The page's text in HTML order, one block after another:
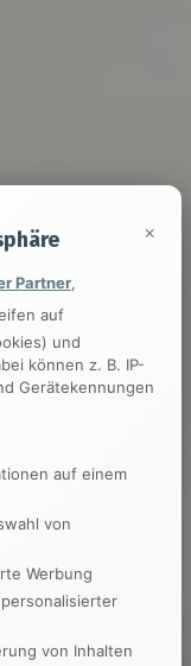
×
Partner,
auf
und
können z. B. IP-
Gerätekennungen
auf einem
von
Werbung
von Inhalten